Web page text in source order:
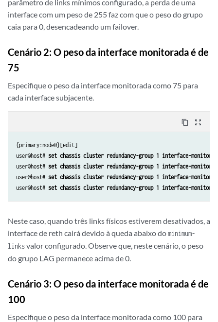
parâmetro de links mínimos configurado, a perda de uma
interface com um peso de 255 faz com que o peso do grupo
caia para 0, desencadeando um failover.
Cenário 2: O peso da interface monitorada é de
75
Especifique o peso da interface monitorada como 75 para
cada interface subjacente.
content_copy zoom_out_map
{primary:node0}[edit]
user@host# set chassis cluster redundancy-group 1 interface-monitor
user@host# set chassis cluster redundancy-group 1 interface-monitor
user@host# set chassis cluster redundancy-group 1 interface-monitor
user@host# set chassis cluster redundancy-group 1 interface-monitor
Neste caso, quando três links físicos estiverem desativados, a
interface de reth cairá devido à queda abaixo dominimum-
linksvalor configurado. Observe que, neste cenário, o peso
do grupo LAG permanece acima de 0.
Cenário 3: O peso da interface monitorada é de
100
Especifique o peso da interface monitorada como 100 para